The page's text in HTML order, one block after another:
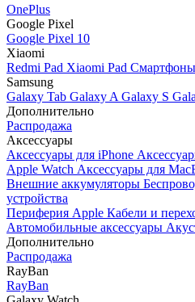
OnePlus
Google Pixel
Google Pixel 10
Xiaomi
Redmi Pad Xiaomi Pad
Samsung
Galaxy Tab Galaxy A Galaxy S
Дополнительно
Распродажа
Аксессуары
Аксессуары для iPhone
Apple Watch Аксессуары для
Внешние аккумуляторы
устройства
Периферия Apple Кабели и
Автомобильные аксессуары
Дополнительно
Распродажа
RayBan
RayBan